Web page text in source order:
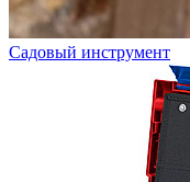
Садовый инструмент